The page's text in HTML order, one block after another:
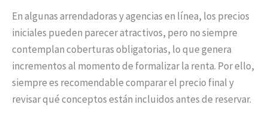
En algunas arrendadoras y agencias en línea, los precios
iniciales pueden parecer atractivos, pero no siempre
contemplan coberturas obligatorias, lo que genera
incrementos al momento de formalizar la renta. Por ello,
siempre es recomendable comparar el precio final y
revisar qué conceptos están incluidos antes de reservar.